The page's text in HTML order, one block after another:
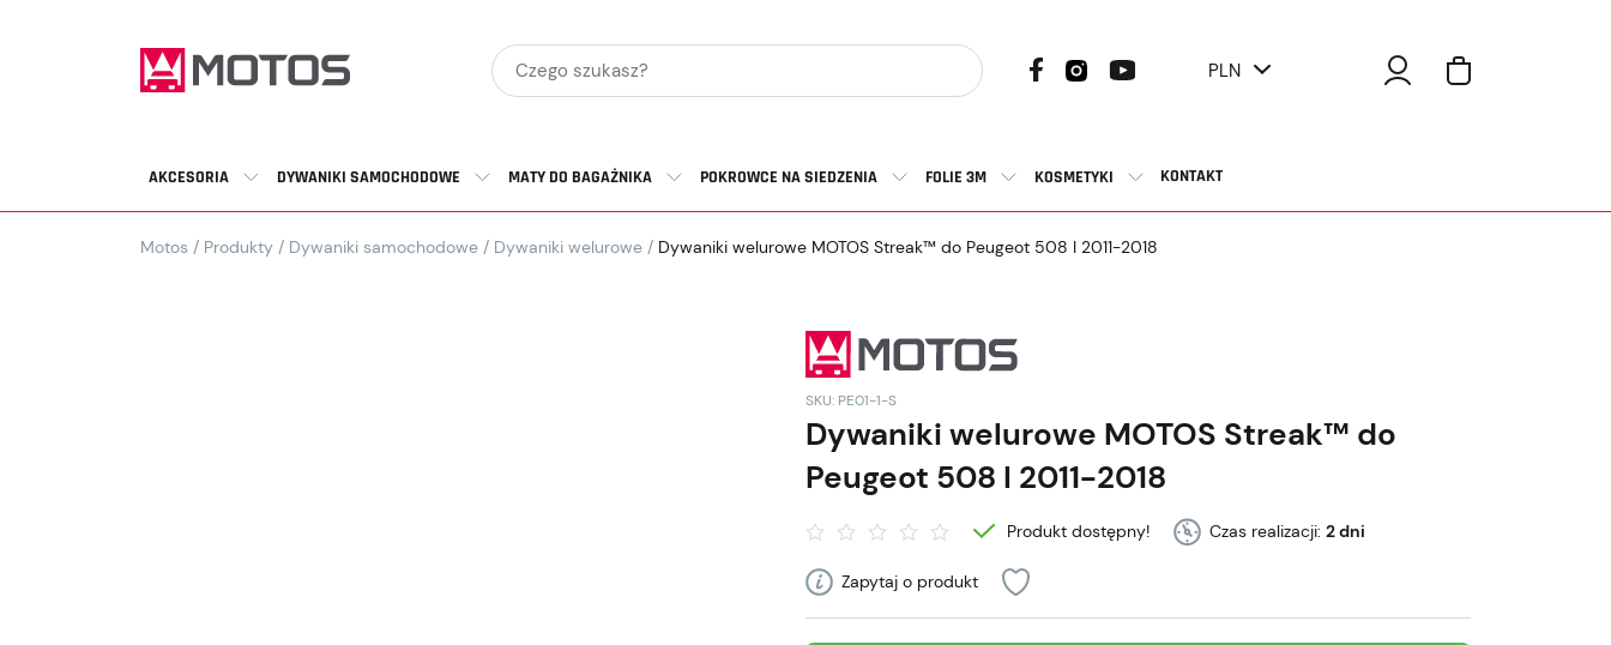
PLN
AKCESORIA DYWANIKI SAMOCHODOWE MATY DO BAGAŻNIKA POKROWCE NA SIEDZENIA FOLIE 3M KOSMETYKI KONTAKT
Motos / Produkty / Dywaniki samochodowe / Dywaniki welurowe / Dywaniki welurowe MOTOS Streak™ do Peugeot 508 I 2011-2018
SKU: PE01-1-S
Dywaniki welurowe MOTOS Streak™ do
Peugeot 508 I 2011-2018
Produkt dostępny! Czas realizacji: 2 dni
Zapytaj o produkt